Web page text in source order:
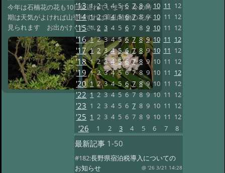
今年は石楠花の花も10日位遅れています 今の時
期は天気がよければ山登りすれば高山植物の花が
見られます お出かけください
'13 1 2 3 4 5 6 7 8 9 10 11 12
'14 1 2 3 4 5 6 7 8 9 10 11 12
'15 1 2 3 4 5 6 7 8 9 10 11 12
'16 1 2 3 4 5 6 7 8 9 10 11 12
'17 1 2 3 4 5 6 7 8 9 10 11 12
'18 1 2 3 4 5 6 7 8 9 10 11 12
'19 1 2 3 4 5 6 7 8 9 10 11 12
'20 1 2 3 4 5 6 7 8 9 10 11 12
'22 1 2 3 4 5 6 7 8 9 10 11 12
'23 1 2 3 4 5 6 7 8 9 10 11 12
'25 1 2 3 4 5 6 7 8 9 10 11 12
'26 1 2 3 4 5 6 7 8
最新記事 1-50
#182:長野県宿泊税導入についての
お知らせ
@ '26 3/21 14:28